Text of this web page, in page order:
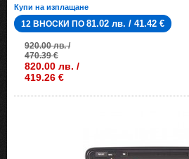
Купи на изплащане
12 ВНОСКИ ПО 81.02 лв. / 41.42 €
920.00 лв. /
470.39 €
820.00 лв. /
419.26 €